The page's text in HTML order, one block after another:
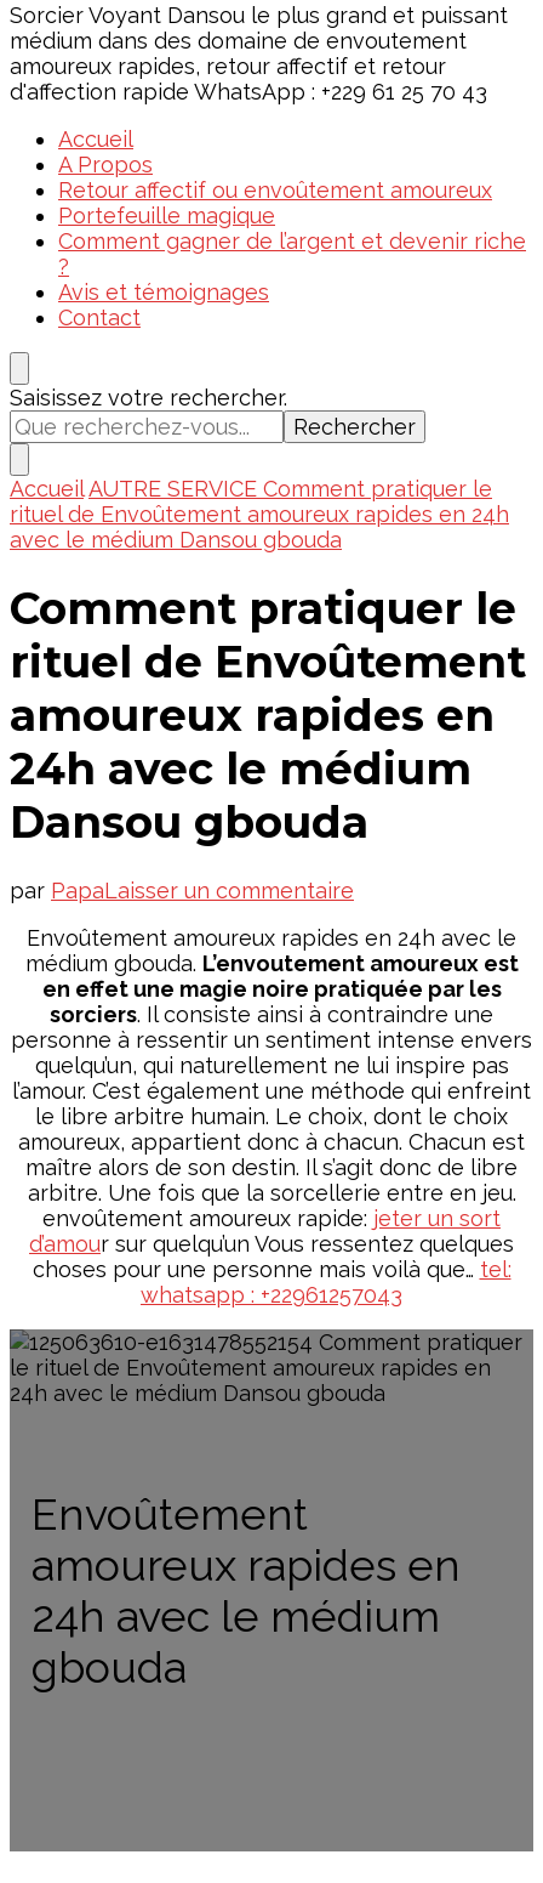
Sorcier Voyant Dansou le plus grand et puissant
médium dans des domaine de envoutement
amoureux rapides, retour affectif et retour
d'affection rapide WhatsApp : +229 61 25 70 43
Accueil
A Propos
Retour affectif ou envoûtement amoureux
Portefeuille magique
Comment gagner de l’argent et devenir riche
?
Avis et témoignages
Contact
Vous
recherchiez
quelque
chose ?
Saisissez votre rechercher.
AccueilAUTRE SERVICE Comment pratiquer le
rituel de Envoûtement amoureux rapides en 24h
avec le médium Dansou gbouda
Comment pratiquer le
rituel de Envoûtement
amoureux rapides en
24h avec le médium
Dansou gbouda
par PapaLaisser un commentaire
pratiquer
le
rituel
de
Envoûtement
amoureux
rapides
en
24h
avec
le
médium
Dansou
gbouda
Envoûtement amoureux rapides en 24h avec le
médium gbouda. L’envoutement amoureux est
en effet une magie noire pratiquée par les
sorciers. Il consiste ainsi à contraindre une
personne à ressentir un sentiment intense envers
quelqu’un, qui naturellement ne lui inspire pas
l’amour. C’est également une méthode qui enfreint
le libre arbitre humain. Le choix, dont le choix
amoureux, appartient donc à chacun. Chacun est
maître alors de son destin. Il s’agit donc de libre
arbitre. Une fois que la sorcellerie entre en jeu.
envoûtement amoureux rapide: jeter un sort
d’amour sur quelqu’un Vous ressentez quelques
choses pour une personne mais voilà que… tel:
whatsapp : +22961257043
Envoûtement
amoureux rapides en
24h avec le médium
gbouda